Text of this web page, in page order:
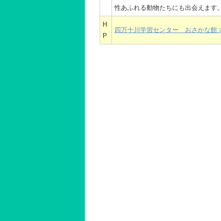
性あふれる動物たちにも出会えます。
H
P
四万十川学習センター おさかな館